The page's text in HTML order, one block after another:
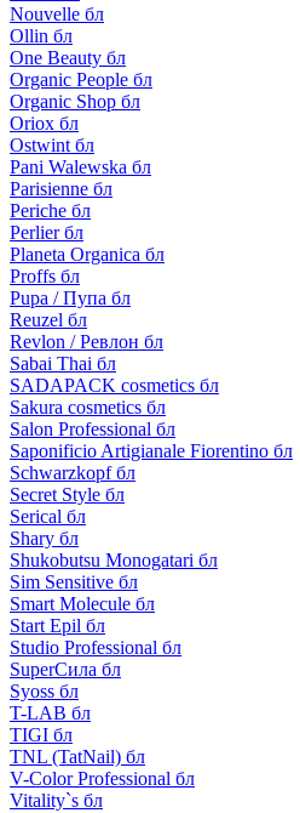
Nouvelle бл
Ollin бл
One Beauty бл
Organic People бл
Organic Shop бл
Oriox бл
Ostwint бл
Pani Walewska бл
Parisienne бл
Periche бл
Perlier бл
Planeta Organica бл
Proffs бл
Pupa / Пупа бл
Reuzel бл
Revlon / Ревлон бл
Sabai Thai бл
SADAPACK cosmetics бл
Sakura cosmetics бл
Salon Professional бл
Saponificio Artigianale Fiorentino бл
Schwarzkopf бл
Secret Style бл
Serical бл
Shary бл
Shukobutsu Monogatari бл
Sim Sensitive бл
Smart Molecule бл
Start Epil бл
Studio Professional бл
SuperСила бл
Syoss бл
T-LAB бл
TIGI бл
TNL (TatNail) бл
V-Color Professional бл
Vitality`s бл